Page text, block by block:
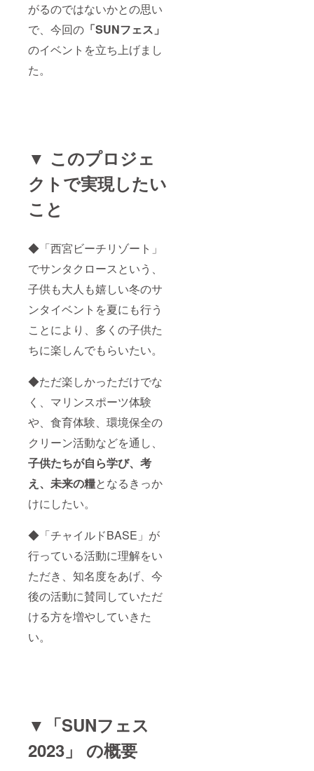
がるのではないかとの思い
で、今回の 「SUNフェス」
のイベントを立ち上げまし
た。
▼ このプロジェ
クトで実現したい
こと
◆「西宮ビーチリゾート」
でサンタクロースという、
子供も大人も嬉しい冬のサ
ンタイベントを夏にも行う
ことにより、多くの子供た
ちに楽しんでもらいたい。
◆ただ楽しかっただけでな
く、マリンスポーツ体験
や、食育体験、環境保全の
クリーン活動などを通し、
子供たちが自ら学び、考
え、未来の糧となるきっか
けにしたい。
◆「チャイルドBASE」が
行っている活動に理解をい
ただき、知名度をあげ、今
後の活動に賛同していただ
ける方を増やしていきた
い。
▼「SUNフェス
2023」 の概要